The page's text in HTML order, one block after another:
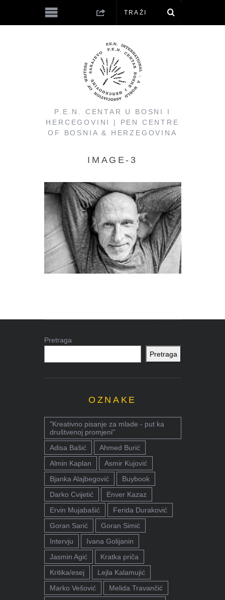
P.E.N. CENTAR U BOSNI I
HERCEGOVINI | PEN CENTRE
OF BOSNIA & HERZEGOVINA
IMAGE-3
Pretraga
Pretraga
OZNAKE
"Kreativno pisanje za mlade - put ka
društvenoj promjeni"
Adisa Bašić
Ahmed Burić
Almin Kaplan
Asmir Kujović
Bjanka Alajbegović
Buybook
Darko Cvijetić
Enver Kazaz
Ervin Mujabašić
Ferida Duraković
Goran Sarić
Goran Simić
Intervju
Ivana Golijanin
Jasmin Agić
Kratka priča
Kritika/esej
Lejla Kalamujić
Marko Vešović
Melida Travančić